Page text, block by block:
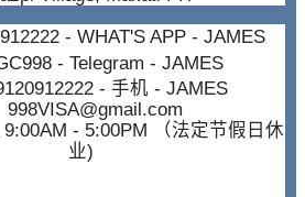
- WHAT'S APP - JAMES
- Telegram - JAMES
- 手机 - JAMES
998VISA@gmail.com
- 5:00PM （法定节假日休
业)